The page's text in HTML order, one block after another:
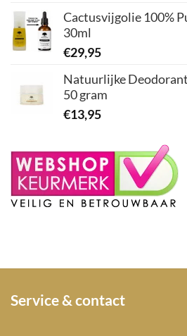
Cactusvijgolie 100%
30ml
€29,95
Natuurlijke
50 gram
€13,95
Service & contact